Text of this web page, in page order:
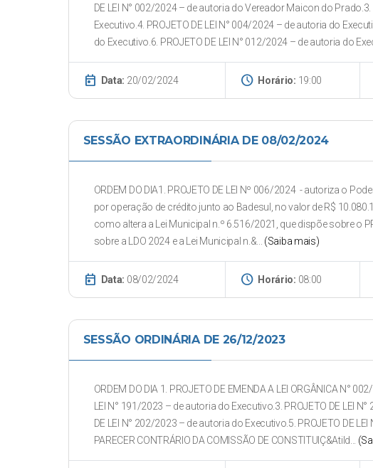
DE LEI N° 002/2024 – de autoria do Vereador Maicon do
Executivo.4. PROJETO DE LEI N° 004/2024 – de autoria do
do Executivo.6. PROJETO DE LEI N° 012/2024 – de autoria do
today Data: 20/02/2024 schedule Horário: 19:00
SESSÃO EXTRAORDINÁRIA DE 08/02/2024
ORDEM DO DIA1. PROJETO DE LEI Nº 006/2024 - autoriza o
por operação de crédito junto ao Badesul, no valor de R$
como altera a Lei Municipal n.º 6.516/2021, que dispõe sobre o
sobre a LDO 2024 e a Lei Municipal n.&... (Saiba mais)
today Data: 08/02/2024 schedule Horário: 08:00
SESSÃO ORDINÁRIA DE 26/12/2023
ORDEM DO DIA 1. PROJETO DE EMENDA A LEI ORGÂNICA N°
LEI N° 191/2023 – de autoria do Executivo.3. PROJETO DE LEI
DE LEI N° 202/2023 – de autoria do Executivo.5. PROJETO DE
PARECER CONTRÁRIO DA COMISSÃO DE CONSTITUIÇ&Atild...